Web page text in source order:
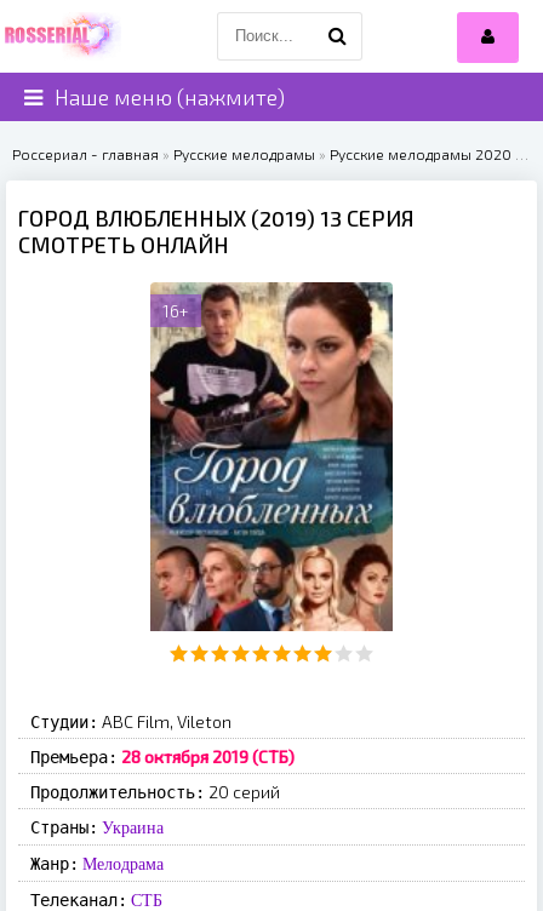
Наше меню (нажмите)
Россериал - главная » Русские мелодрамы » Русские мелодрамы 2020
ГОРОД ВЛЮБЛЕННЫХ (2019) 13 СЕРИЯ
СМОТРЕТЬ ОНЛАЙН
16+
Студии: ABC Film, Vileton
Премьера: 28 октября 2019 (СТБ)
Продолжительность: 20 серий
Страны: Украина
Жанр: Мелодрама
Телеканал: СТБ